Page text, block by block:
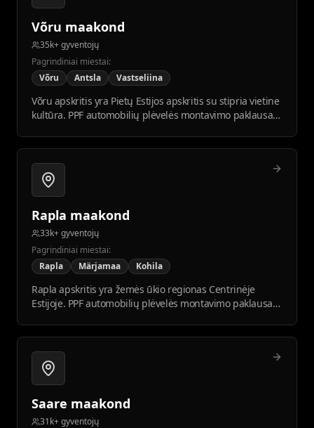
Võru maakond
35k+ gyventojų
Pagrindiniai miestai:
Võru
Antsla Vastseliina
Võru apskritis yra Pietų Estijos apskritis su stipria vietine
kultūra. PPF automobilių plėvelės montavimo paklausa
Rapla maakond
33k+ gyventojų
Pagrindiniai miestai:
Rapla
Märjamaa Kohila
Rapla apskritis yra žemės ūkio regionas Centrinėje
Estijoje. PPF automobilių plėvelės montavimo paklausa
Saare maakond
31k+ gyventojų